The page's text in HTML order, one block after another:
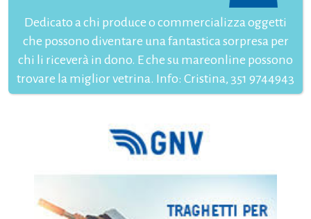
Dedicato a chi produce o commercializza oggetti
che possono diventare una fantastica sorpresa per
chi li riceverà in dono. E che su mareonline possono
trovare la miglior vetrina. Info: Cristina, 351 9744943